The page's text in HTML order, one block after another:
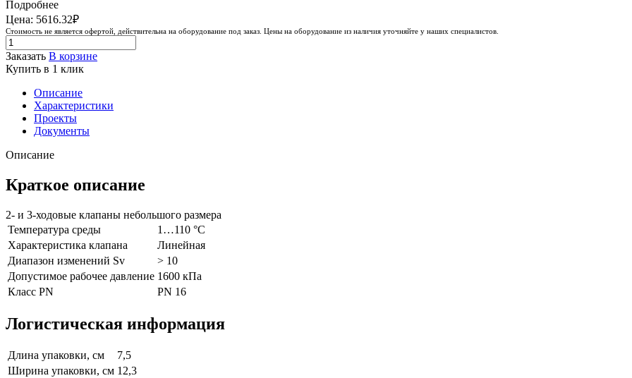
Подробнее
Цена: 5616.32₽
Стоимость не является офертой, действительна на оборудование под заказ. Цены на оборудование из наличия уточняйте у наших специалистов.
Заказать В корзине
Купить в 1 клик
Описание
Характеристики
Проекты
Документы
Описание
Краткое описание
2- и 3-ходовые клапаны небольшого размера
Температура среды
1…110 °C
Характеристика клапана
Линейная
Диапазон изменений Sv
> 10
Допустимое рабочее давление 1600 кПа
Класс PN
PN 16
Логистическая информация
Длина упаковки, см
7,5
Ширина упаковки, см 12,3